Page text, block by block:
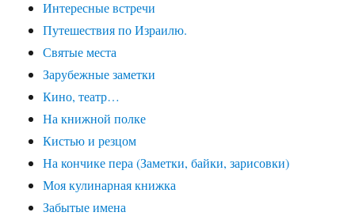
Интересные встречи
Путешествия по Израилю.
Святые места
Зарубежные заметки
Кино, театр…
На книжной полке
Кистью и резцом
На кончике пера (Заметки, байки, зарисовки)
Моя кулинарная книжка
Забытые имена